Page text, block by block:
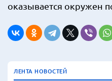
оказывается окружен
ЛЕНТА НОВОСТЕЙ